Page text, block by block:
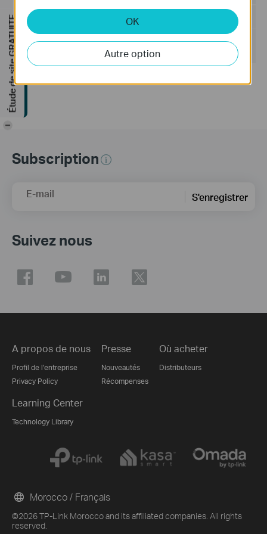
Taille du fichier:
Système d'Exploitation: Windows 7/10/11/Server 2008
32bits
Subscription
E-mail S'enregistrer
Suivez nous
A propos de nous
Profil de l'entreprise
Privacy Policy
Presse
Nouveautés
Récompenses
Où acheter
Distributeurs
Learning Center
Technology Library
©2026 TP-Link Morocco and its affiliated companies. All rights
reserved.
Morocco / Français
OK
Autre option
Étude de site GRATUITE
-